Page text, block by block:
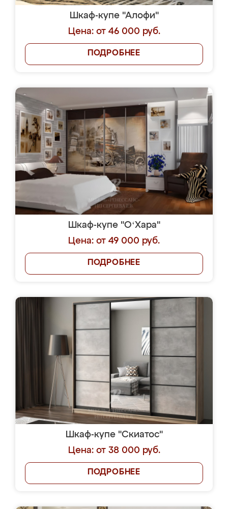
Шкаф-купе "Алофи"
Цена: от 46 000 руб.
ПОДРОБНЕЕ
Шкаф-купе "OʻХара"
Цена: от 49 000 руб.
ПОДРОБНЕЕ
Шкаф-купе "Скиатос"
Цена: от 38 000 руб.
ПОДРОБНЕЕ